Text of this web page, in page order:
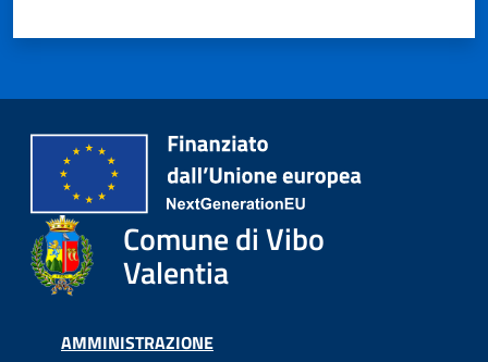
Comune di Vibo
Valentia
AMMINISTRAZIONE